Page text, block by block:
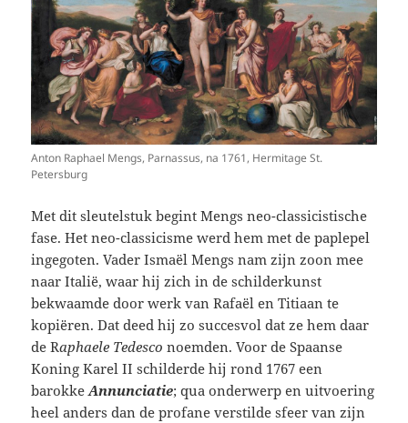
Anton Raphael Mengs, Parnassus, na 1761, Hermitage St.
Petersburg
Met dit sleutelstuk begint Mengs neo-classicistische
fase. Het neo-classicisme werd hem met de paplepel
ingegoten. Vader Ismaël Mengs nam zijn zoon mee
naar Italië, waar hij zich in de schilderkunst
bekwaamde door werk van Rafaël en Titiaan te
kopiëren. Dat deed hij zo succesvol dat ze hem daar
de Raphaele Tedesco noemden. Voor de Spaanse
Koning Karel II schilderde hij rond 1767 een
barokkeAnnunciatie; qua onderwerp en uitvoering
heel anders dan de profane verstilde sfeer van zijn